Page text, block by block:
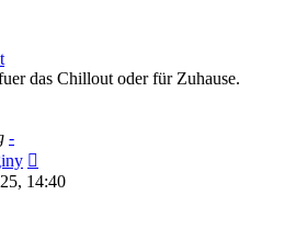
das Chillout oder für Zuhause.
-
Beitrag
14:40